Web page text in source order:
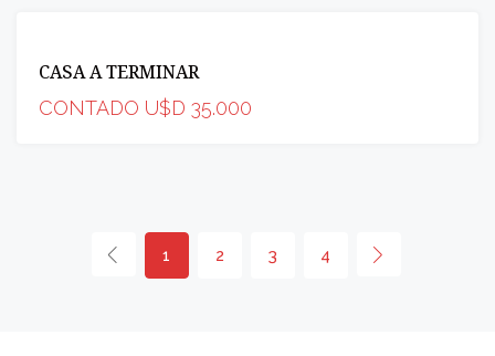
INCREIBLE
OPORTUNIDAD
CASA A TERMINAR
CONTADO U$D 35.000
1 2 3 4